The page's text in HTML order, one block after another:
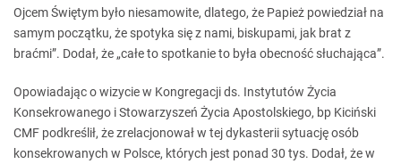
Ojcem Świętym było niesamowite, dlatego, że Papież powiedział na
samym początku, że spotyka się z nami, biskupami, jak brat z
braćmi”. Dodał, że „całe to spotkanie to była obecność słuchająca”.
Opowiadając o wizycie w Kongregacji ds. Instytutów Życia
Konsekrowanego i Stowarzyszeń Życia Apostolskiego, bp Kiciński
CMF podkreślił, że zrelacjonował w tej dykasterii sytuację osób
konsekrowanych w Polsce, których jest ponad 30 tys. Dodał, że w